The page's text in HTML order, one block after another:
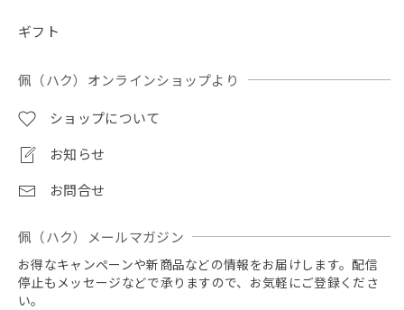
ギフト
佩（ハク）オンラインショップより
ショップについて
お知らせ
お問合せ
佩（ハク）メールマガジン
お得なキャンペーンや新商品などの情報をお届けします。配信
停止もメッセージなどで承りますので、お気軽にご登録くださ
い。